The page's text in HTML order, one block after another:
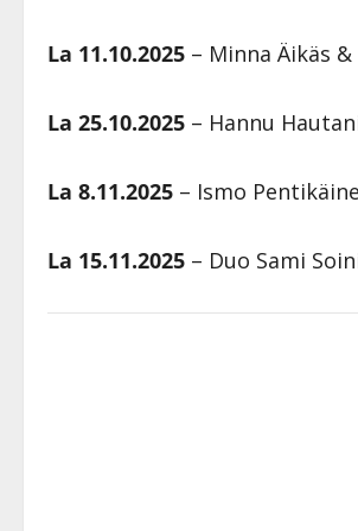
La 11.10.2025 – Minna Äikäs
La 25.10.2025 – Hannu
La 8.11.2025 – Ismo
La 15.11.2025 – Duo Sami